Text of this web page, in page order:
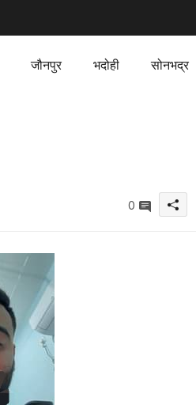
जौनपुर भदोही सोनभद्र
0